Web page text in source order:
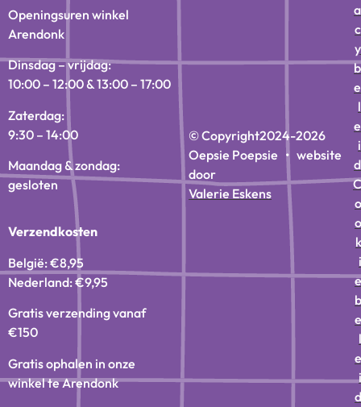
Openingsuren winkel
Arendonk
Dinsdag – vrijdag:
10:00 – 12:00 & 13:00 – 17:00
Zaterdag:
9:30 – 14:00
Maandag & zondag:
gesloten
Verzendkosten
België: €8,95
Nederland: €9,95
Gratis verzending vanaf
€150
Gratis ophalen in onze
winkel te Arendonk
© Copyright2024-2026
Oepsie Poepsie • website
door
Valerie Eskens
a
c
y
b
e
l
e
i
d
C
o
o
k
i
e
b
e
l
e
i
d